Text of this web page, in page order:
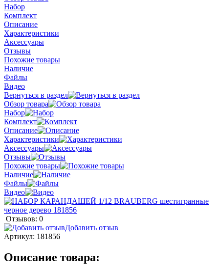
Набор
Комплект
Описание
Характеристики
Аксессуары
Отзывы
Похожие товары
Наличие
Файлы
Видео
Вернуться в раздел
Обзор товара
Набор
Комплект
Описание
Характеристики
Аксессуары
Отзывы
Похожие товары
Наличие
Файлы
Видео
Отзывов: 0
Добавить отзыв
Артикул: 181856
Описание товара: